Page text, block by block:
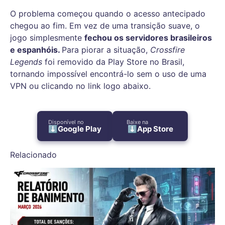
O problema começou quando o acesso antecipado
chegou ao fim. Em vez de uma transição suave, o
jogo simplesmente fechou os servidores brasileiros
e espanhóis. Para piorar a situação, Crossfire
Legends foi removido da Play Store no Brasil,
tornando impossível encontrá-lo sem o uso de uma
VPN ou clicando no link logo abaixo.
Disponível no
⬇️Google Play
Baixe na
⬇️App Store
Relacionado